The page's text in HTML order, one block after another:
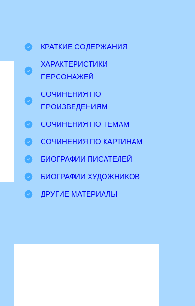
КРАТКИЕ СОДЕРЖАНИЯ
ХАРАКТЕРИСТИКИ
ПЕРСОНАЖЕЙ
СОЧИНЕНИЯ ПО
ПРОИЗВЕДЕНИЯМ
СОЧИНЕНИЯ ПО ТЕМАМ
СОЧИНЕНИЯ ПО КАРТИНАМ
БИОГРАФИИ ПИСАТЕЛЕЙ
БИОГРАФИИ ХУДОЖНИКОВ
ДРУГИЕ МАТЕРИАЛЫ